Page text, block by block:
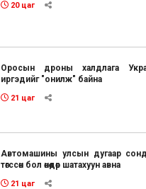
20 цаг
Оросын дроны халдлага
иргэдийг "онилж" байна
21 цаг
Автомашины улсын дугаар
төгссөн бол өнөөдөр шатахуун авна
21 цаг